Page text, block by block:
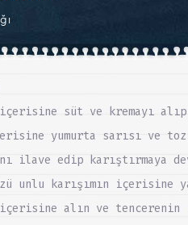
süt ve kremayı
yumurta sarısı ve
ilave edip karıştırmaya
unlu karışımın içerisine
içerisine alın ve